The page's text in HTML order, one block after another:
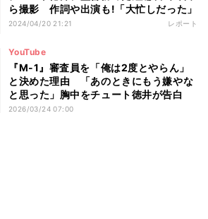
ら撮影 作詞や出演も!「大忙しだった」
2024/04/20 21:21 レポート
YouTube
『M-1』審査員を「俺は2度とやらん」
と決めた理由 「あのときにもう嫌やな
と思った」胸中をチュート徳井が告白
2026/03/24 07:00